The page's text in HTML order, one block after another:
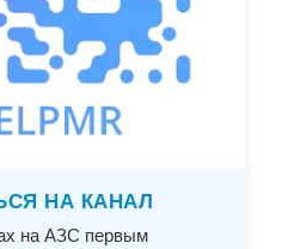
НА КАНАЛ
на АЗС первым